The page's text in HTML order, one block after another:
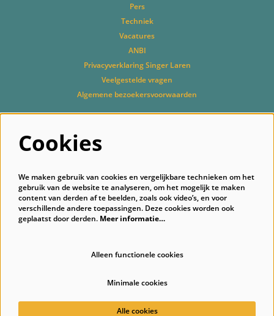
Pers
Techniek
Vacatures
ANBI
Privacyverklaring Singer Laren
Veelgestelde vragen
Algemene bezoekersvoorwaarden
Powered byCultureSuite
Cookies
We maken gebruik van cookies en vergelijkbare technieken om het
gebruik van de website te analyseren, om het mogelijk te maken
content van derden af te beelden, zoals ook video’s, en voor
verschillende andere toepassingen. Deze cookies worden ook
geplaatst door derden. Meer informatie…
Alleen functionele cookies
Minimale cookies
Alle cookies